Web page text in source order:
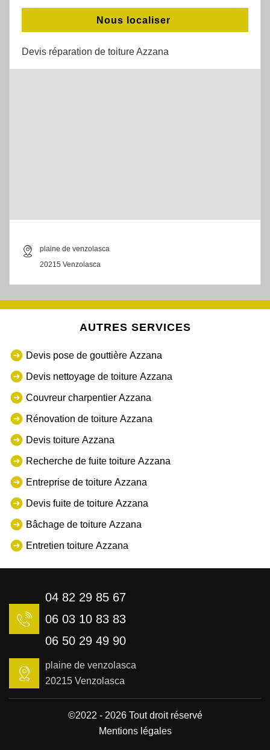
Nous localiser
Devis réparation de toiture Azzana
plaine de venzolasca
20215 Venzolasca
AUTRES SERVICES
Devis pose de gouttière Azzana
Devis nettoyage de toiture Azzana
Couvreur charpentier Azzana
Rénovation de toiture Azzana
Devis toiture Azzana
Recherche de fuite toiture Azzana
Entreprise de toiture Azzana
Devis fuite de toiture Azzana
Bâchage de toiture Azzana
Entretien toiture Azzana
04 82 29 85 67
06 03 10 83 83
06 50 29 49 90
plaine de venzolasca
20215 Venzolasca
©2022 - 2026 Tout droit réservé
Mentions légales